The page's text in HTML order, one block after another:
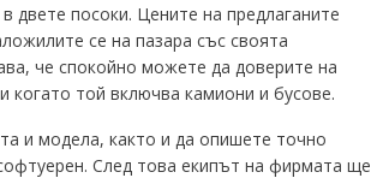
двете посоки. Цените на предлаганите
се на пазара със своята
че спокойно можете да доверите на
когато той включва камиони и бусове.
и модела, както и да опишете точно
След това екипът на фирмата ще